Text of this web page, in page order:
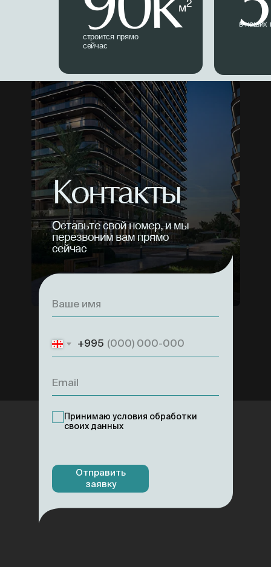
строится прямо
сейчас
в наших
м2
Контакты
Оставьте свой номер, и мы
перезвоним вам прямо
сейчас
+995
Принимаю условия обработки
своих данных
Отправить
заявку